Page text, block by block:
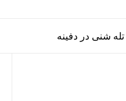
شنی در دفینه